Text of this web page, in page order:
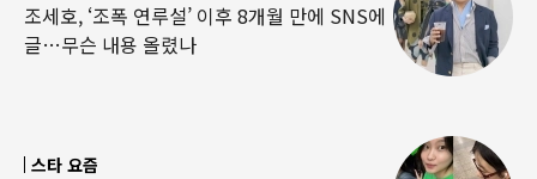
조세호, ‘조폭 연루설’ 이후 8개월 만에 SNS에
글…무슨 내용 올렸나
스타 요즘